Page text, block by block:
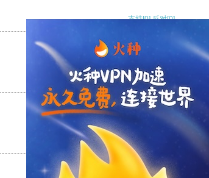
支持[0] 反对[0]
支持[0] 反对
支持